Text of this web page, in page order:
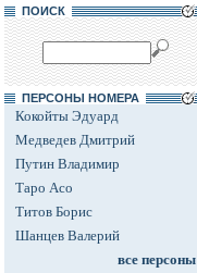
ПОИСК
ПЕРСОНЫ НОМЕРА
Кокойты Эдуард
Медведев Дмитрий
Путин Владимир
Таро Асо
Титов Борис
Шанцев Валерий
все персоны